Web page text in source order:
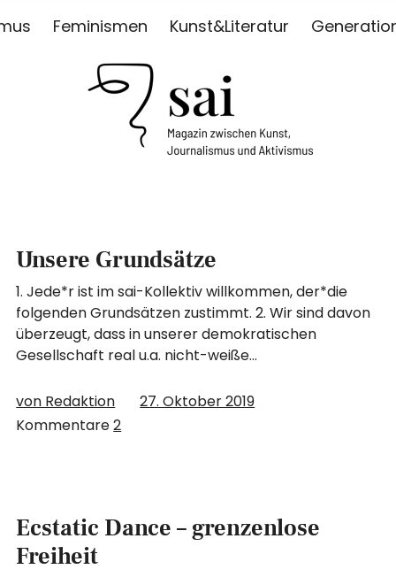
Feminismen Kunst&Literatur
Unsere Grundsätze
1. Jede*r ist im sai-Kollektiv willkommen, der*die
folgenden Grundsätzen zustimmt. 2. Wir sind davon
überzeugt, dass in unserer demokratischen
Gesellschaft real u.a. nicht-weiße…
von Redaktion
27. Oktober 2019
Kommentare2
Ecstatic Dance – grenzenlose
Freiheit